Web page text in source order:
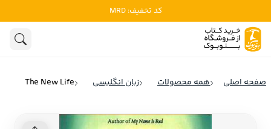
کد تخفیف: MRD
ادبیات
ادبیات انگلیس
صفحه اصلی همه محصولات زبان انگلیسی The New Life